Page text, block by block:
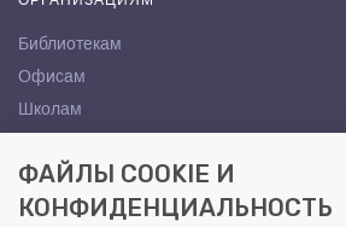
Библиотекам
Офисам
Школам
КОНТАКТЫ
Саратов, ул. Осипова, 10А
ФАЙЛЫ COOKIE И
КОНФИДЕНЦИАЛЬНОСТЬ